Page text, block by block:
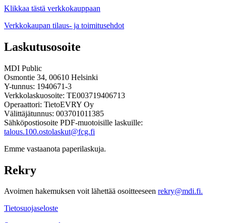
Klikkaa tästä verkkokauppaan
Verkkokaupan tilaus- ja toimitusehdot
Laskutusosoite
MDI Public
Osmontie 34, 00610 Helsinki
Y-tunnus: 1940671-3
Verkkolaskuosoite: TE003719406713
Operaattori: TietoEVRY Oy
Välittäjätunnus: 003701011385
Sähköpostiosoite PDF-muotoisille laskuille:
talous.100.ostolaskut@fcg.fi
Emme vastaanota paperilaskuja.
Rekry
Avoimen hakemuksen voit lähettää osoitteeseen rekry@mdi.fi.
Tietosuojaseloste